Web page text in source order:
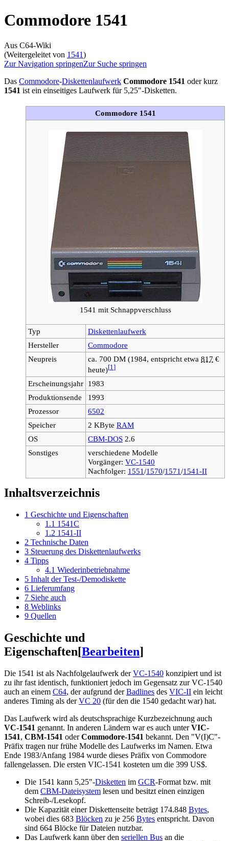
Commodore 1541
Aus C64-Wiki
(Weitergeleitet von 1541)
Zur Navigation springenZur Suche springen
Das Commodore-Diskettenlaufwerk Commodore 1541 oder kurz
1541 ist ein einseitiges Laufwerk für 5,25"-Disketten.
Commodore 1541
1541 mit Schnappverschluss
Typ
Diskettenlaufwerk
Hersteller
Commodore
Neupreis
ca. 700 DM (1984, entspricht etwa 817 €
heute)[1]
Erscheinungsjahr 1983
Produktionsende
1993
Prozessor
6502
Speicher
2 KByte RAM
OS
CBM-DOS 2.6
Sonstiges
verschiedene Modelle
Vorgänger: VC-1540
Nachfolger: 1551/1570/1571/1541-II
Inhaltsverzeichnis
1 Geschichte und Eigenschaften
1.1 1541C
1.2 1541-II
2 Technische Daten
3 Steuerung des Diskettenlaufwerks
4 Tipps
4.1 Wiederinbetriebnahme
5 Inhalt der Test-/Demodiskette
6 Lieferumfang
7 Siehe auch
8 Weblinks
9 Quellen
Geschichte und
Eigenschaften[Bearbeiten]
Die 1541 ist als Nachfolgelaufwerk derVC-1540 konzipiert und ist
zu ihr fast identisch, funktioniert jedoch im Gegensatz zur VC-1540
auch an einem C64, der aufgrund derBadlines des VIC-II ein leicht
anderes Timing als derVC 20 (für den die 1540 gedacht war) hat.
Das Laufwerk wird als deutschsprachige Kurzbezeichnung auch
VC-1541 genannt. In anderen Ländern war es auch unterVIC-
1541, CBM-1541 oderCommodore-1541 bekannt. Den "V(I)C"-
Präfix tragen nur frühe Modelle des Laufwerks im Namen. Etwa
Ende 1983/Anfang 1984 wurde dieses Präfix von Commodore
fallengelassen. Die ersten VIC-1541 kosteten um die 399 US$.
Die 1541 kann 5,25"-Disketten im GCR-Format bzw. mit
dem CBM-Dateisystem lesen und besitzt einen einzigen
Schreib-/Lesekopf.
Die Kapazität einer Diskettenseite beträgt 174.848 Bytes,
wobei dies 683 Blöcken zu je 256 Bytes entspricht. Davon
sind 664 Blöcke für Dateien nutzbar.
Das Laufwerk kann über den seriellen Bus an die